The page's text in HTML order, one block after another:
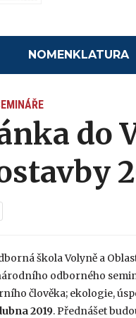
NOMENKLATURA
do
škola Volyně a
odborného
člověka; ekologie,
2019. Přednášet